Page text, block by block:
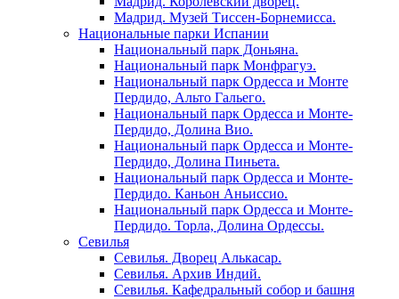
Мадрид. Музей Тиссен-Борнемисса.
Национальные парки Испании
Национальный парк Доньяна.
Национальный парк Монфрагуэ.
Национальный парк Ордесса и Монте
Пердидо, Альто Гальего.
Национальный парк Ордесса и Монте-
Пердидо, Долина Вио.
Национальный парк Ордесса и Монте-
Пердидо, Долина Пиньета.
Национальный парк Ордесса и Монте-
Пердидо. Каньон Аньиссио.
Национальный парк Ордесса и Монте-
Пердидо. Торла, Долина Ордессы.
Севилья
Севилья. Дворец Алькасар.
Севилья. Архив Индий.
Севилья. Кафедральный собор и башня